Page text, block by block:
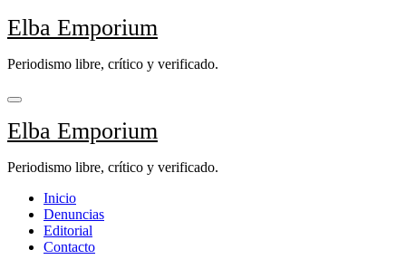
Saltar
al
Elba Emporium
Periodismo libre, crítico y verificado.
Elba Emporium
Periodismo libre, crítico y verificado.
Inicio
Denuncias
Editorial
Contacto